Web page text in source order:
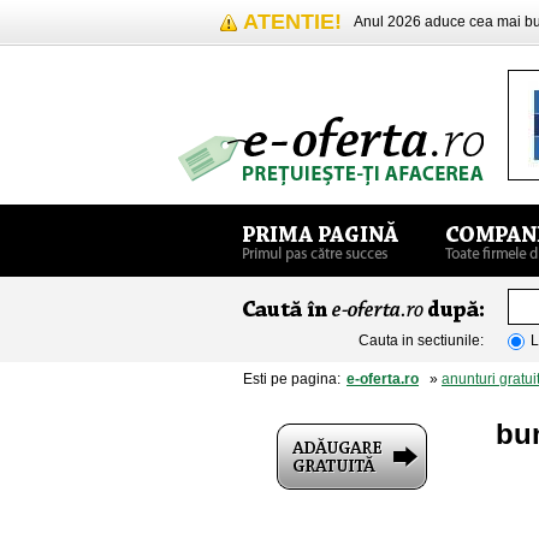
ATENTIE! Anul 2026 aduce cea mai
Cauta in sectiunile:
Esti pe pagina: e-oferta.ro » anunturi